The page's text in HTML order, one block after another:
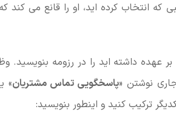
که انتخاب کرده اید، او را قانع می
بر عهده داشته اید را در رزومه
نوشتن «پاسخگویی تماس مشتریان»
ترکیب کنید و اینطور بنویسید: